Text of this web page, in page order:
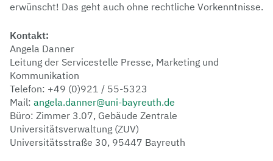
erwünscht! Das geht auch ohne rechtliche Vorkenntnisse.
Kontakt:
Angela Danner
Leitung der Servicestelle Presse, Marketing und
Kommunikation
Telefon: +49 (0)921 / 55-5323
Mail: angela.danner@uni-bayreuth.de
Büro: Zimmer 3.07, Gebäude Zentrale
Universitätsverwaltung (ZUV)
Universitätsstraße 30, 95447 Bayreuth